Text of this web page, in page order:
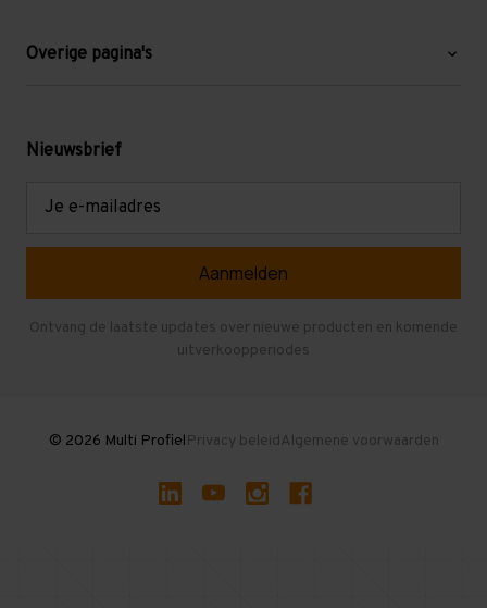
Blog
Levering en afhalen
Overige pagina's
Mezzanine
Gebruikte entresolvloeren
Nieuwsbrief
Ontvang de laatste updates over nieuwe producten en komende
uitverkoopperiodes
© 2026 Multi ProfielPrivacy beleidAlgemene voorwaarden